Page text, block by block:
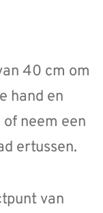
40 cm om
hand en
neem een
ertussen.
van